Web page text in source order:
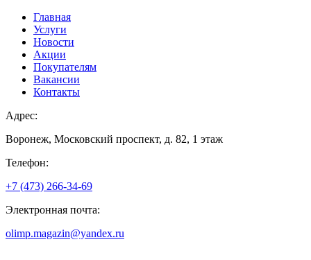
Главная
Услуги
Новости
Акции
Покупателям
Вакансии
Контакты
Адрес:
Воронеж, Московский проспект, д. 82, 1 этаж
Телефон:
+7 (473) 266-34-69
Электронная почта:
olimp.magazin@yandex.ru